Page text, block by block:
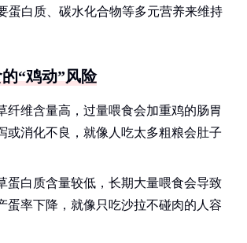
蛋白质、碳水化合物等多元营养来维持
“鸡动”风险
纤维含量高，过量喂食会加重鸡的肠胃
或消化不良，就像人吃太多粗粮会肚子
蛋白质含量较低，长期大量喂食会导致
蛋率下降，就像只吃沙拉不碰肉的人容